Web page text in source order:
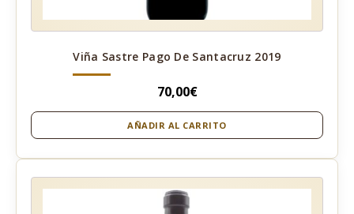
Viña Sastre Pago De Santacruz 2019
70,00€
AÑADIR AL CARRITO